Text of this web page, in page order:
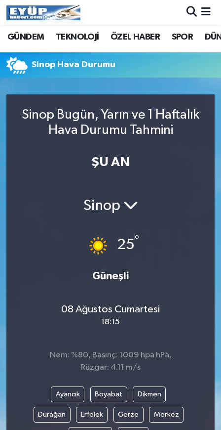
GÜNDEM TEKNOLOJİ ÖZEL HABER SPOR
Sinop Hava Durumu
Sinop Bugün, Yarın ve 1 Haftalık
Hava Durumu Tahmini
ŞU AN
Sinop
25°
Güneşli
08 Ağustos Cumartesi
18:15
Nem: %80, Basınç: 1009 hpa hPa,
Rüzgar: 4.11 m/s
Ayancık Boyabat Dikmen
Durağan Erfelek Gerze Merkez